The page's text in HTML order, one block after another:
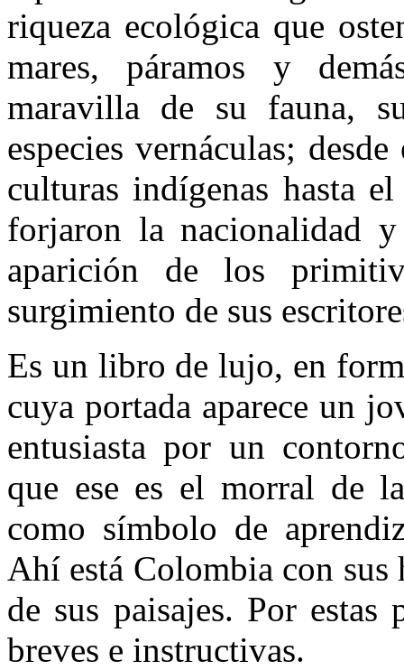
riqueza ecológica que
mares, páramos y
maravilla de su fauna,
especies vernáculas;
culturas indígenas hasta
forjaron la nacionalidad
aparición de los
surgimiento de sus
Es un libro de lujo, en
cuya portada aparece un
entusiasta por un
que ese es el morral de
como símbolo de
Ahí está Colombia con
de sus paisajes. Por estas
breves e instructivas.